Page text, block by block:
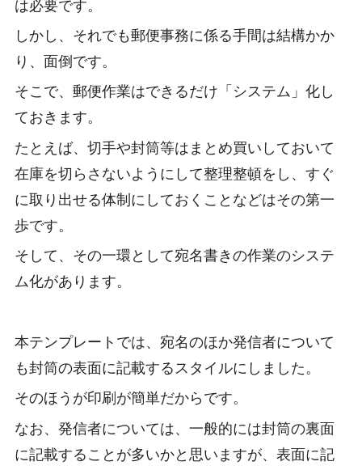
は必要です。
しかし、それでも郵便事務に係る手間は結構かか
り、面倒です。
そこで、郵便作業はできるだけ「システム」化し
ておきます。
たとえば、切手や封筒等はまとめ買いしておいて
在庫を切らさないようにして整理整頓をし、すぐ
に取り出せる体制にしておくことなどはその第一
歩です。
そして、その一環として宛名書きの作業のシステ
ム化があります。
本テンプレートでは、宛名のほか発信者について
も封筒の表面に記載するスタイルにしました。
そのほうが印刷が簡単だからです。
なお、発信者については、一般的には封筒の裏面
に記載することが多いかと思いますが、表面に記